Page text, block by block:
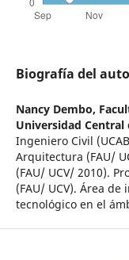
Biografía del
Nancy Dembo,
Universidad Central
Ingeniero Civil
Arquitectura (FAU/
(FAU/ UCV/ 2010).
(FAU/ UCV). Área
tecnológico en el